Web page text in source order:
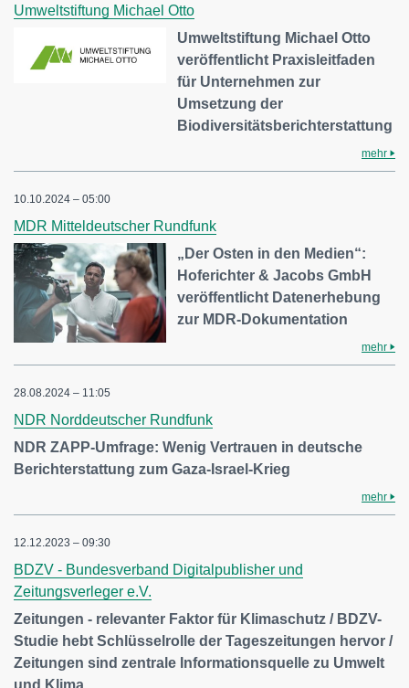
Umweltstiftung Michael Otto
Umweltstiftung Michael Otto
veröffentlicht Praxisleitfaden
für Unternehmen zur
Umsetzung der
Biodiversitätsberichterstattung
mehr
10.10.2024 – 05:00
MDR Mitteldeutscher Rundfunk
„Der Osten in den Medien“:
Hoferichter & Jacobs GmbH
veröffentlicht Datenerhebung
zur MDR-Dokumentation
mehr
28.08.2024 – 11:05
NDR Norddeutscher Rundfunk
NDR ZAPP-Umfrage: Wenig Vertrauen in deutsche
Berichterstattung zum Gaza-Israel-Krieg
mehr
12.12.2023 – 09:30
BDZV - Bundesverband Digitalpublisher und
Zeitungsverleger e.V.
Zeitungen - relevanter Faktor für Klimaschutz / BDZV-
Studie hebt Schlüsselrolle der Tageszeitungen hervor /
Zeitungen sind zentrale Informationsquelle zu Umwelt
und Klima